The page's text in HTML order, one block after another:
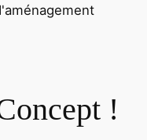
!